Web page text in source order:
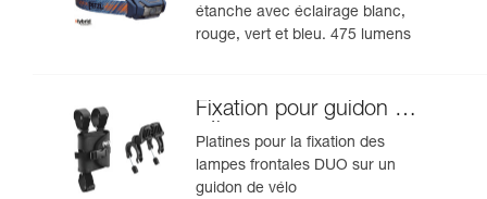
étanche avec éclairage blanc,
rouge, vert et bleu. 475 lumens
Fixation pour guidon de
vélo
Platines pour la fixation des
lampes frontales DUO sur un
guidon de vélo